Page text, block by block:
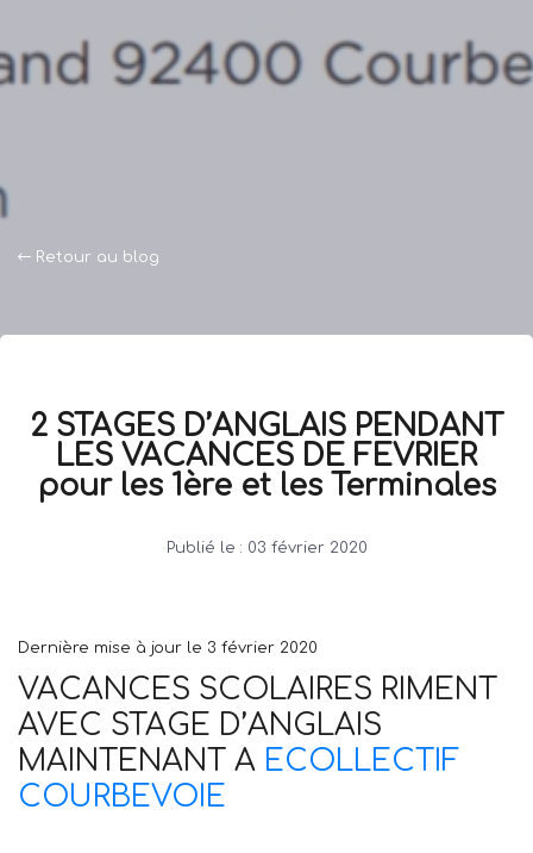
Retour au blog
2 STAGES D’ANGLAIS PENDANT
LES VACANCES DE FEVRIER
pour les 1ère et les Terminales
Publié le : 03 février 2020
Dernière mise à jour le 3 février 2020
VACANCES SCOLAIRES RIMENT
AVEC STAGE D’ANGLAIS
MAINTENANT A ECOLLECTIF
COURBEVOIE